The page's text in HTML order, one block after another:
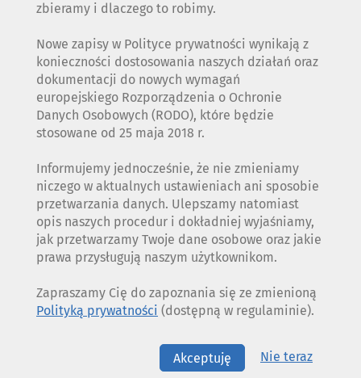
zbieramy i dlaczego to robimy.
Nowe zapisy w Polityce prywatności wynikają z
konieczności dostosowania naszych działań oraz
dokumentacji do nowych wymagań
europejskiego Rozporządzenia o Ochronie
Danych Osobowych (RODO), które będzie
stosowane od 25 maja 2018 r.
Informujemy jednocześnie, że nie zmieniamy
niczego w aktualnych ustawieniach ani sposobie
przetwarzania danych. Ulepszamy natomiast
opis naszych procedur i dokładniej wyjaśniamy,
jak przetwarzamy Twoje dane osobowe oraz jakie
prawa przysługują naszym użytkownikom.
Zapraszamy Cię do zapoznania się ze zmienioną
Polityką prywatności (dostępną w regulaminie).
Akceptuję Nie teraz